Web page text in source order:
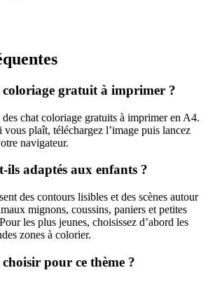
gratuit à imprimer ?
des chat coloriage gratuits à imprimer en A4.
plaît, téléchargez l’image puis lancez
navigateur.
ils adaptés aux enfants ?
des contours lisibles et des scènes autour
mignons, coussins, paniers et petites
les plus jeunes, choisissez d’abord les
zones à colorier.
pour ce thème ?